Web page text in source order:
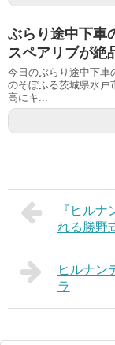
ぶらり途中下車
スペアリブが絶
今日のぶらり途中下車
のそぼふる茨城県水戸
高にキ...
『ヒル
れる勝野
ヒルナン
ラ